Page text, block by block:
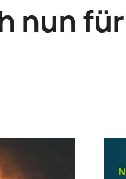
nun